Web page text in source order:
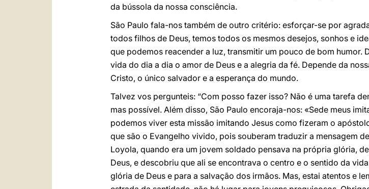
da bússola da nossa consciência.
São Paulo fala-nos também de outro critério: esforçar-se por
todos filhos de Deus, temos todos os mesmos desejos, sonhos e
que podemos reacender a luz, transmitir um pouco de bom humor.
vida do dia a dia o amor de Deus e a alegria da fé. Depende da
Cristo, o único salvador e a esperança do mundo.
Talvez vos pergunteis: “Com posso fazer isso? Não é uma tarefa
mas possível. Além disso, São Paulo encoraja-nos: «Sede meus
podemos viver esta missão imitando Jesus como fizeram o
que são o Evangelho vivido, pois souberam traduzir a mensagem
Loyola, quando era um jovem soldado pensava na própria glória,
Deus, e descobriu que ali se encontrava o centro e o sentido da
glória de Deus e para a salvação dos irmãos. Mas, estai atentos e